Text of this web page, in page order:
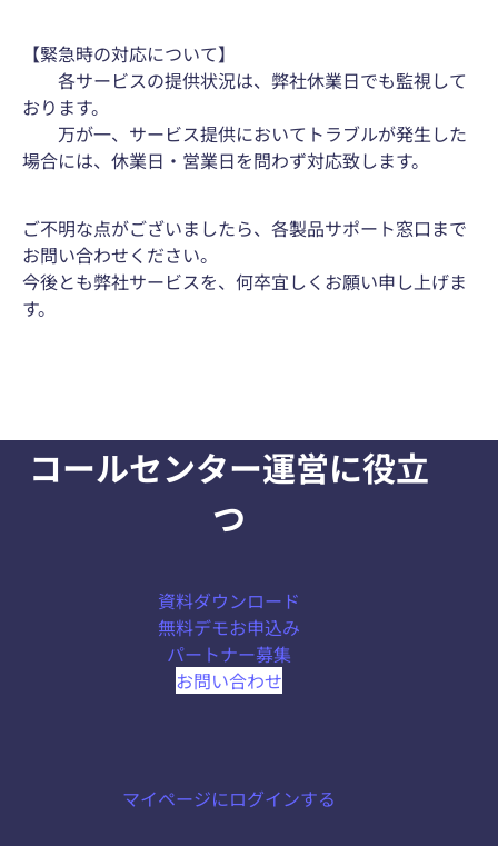
【緊急時の対応について】
各サービスの提供状況は、弊社休業日でも監視して
おります。
万が一、サービス提供においてトラブルが発生した
場合には、休業日・営業日を問わず対応致します。
ご不明な点がございましたら、各製品サポート窓口まで
お問い合わせください。
今後とも弊社サービスを、何卒宜しくお願い申し上げま
す。
コールセンター運営に役立
つ
資料ダウンロード
無料デモお申込み
パートナー募集
お問い合わせ
マイページにログインする